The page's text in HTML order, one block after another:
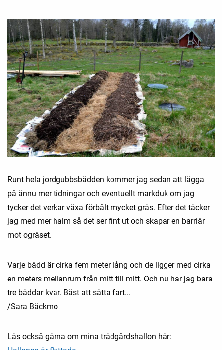
Runt hela jordgubbsbädden kommer jag sedan att lägga
på ännu mer tidningar och eventuellt markduk om jag
tycker det verkar växa förbålt mycket gräs. Efter det täcker
jag med mer halm så det ser fint ut och skapar en barriär
mot ogräset.
Varje bädd är cirka fem meter lång och de ligger med cirka
en meters mellanrum från mitt till mitt. Och nu har jag bara
tre bäddar kvar. Bäst att sätta fart...
/Sara Bäckmo
Läs också gärna om mina trädgårdshallon här: